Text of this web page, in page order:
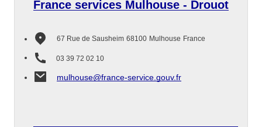
France services Mulhouse - Drouot
67 Rue de Sausheim 68100 Mulhouse France
03 39 72 02 10
mulhouse@france-service.gouv.fr